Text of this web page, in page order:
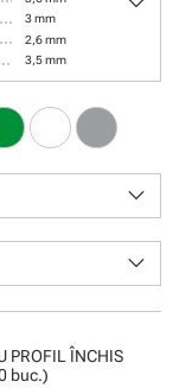
3 mm
2,6 mm
3,5 mm
keyboard_arrow_down
keyboard_arrow_down
PROFIL ÎNCHIS
buc.)